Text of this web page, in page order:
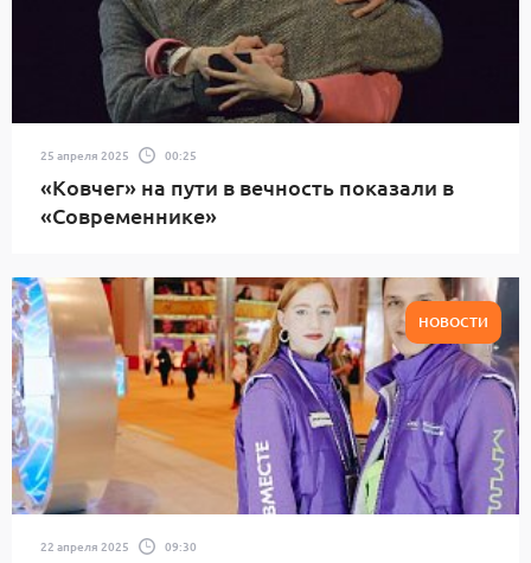
25 апреля 2025 00:25
«Ковчег» на пути в вечность показали в
«Современнике»
НОВОСТИ
22 апреля 2025 09:30